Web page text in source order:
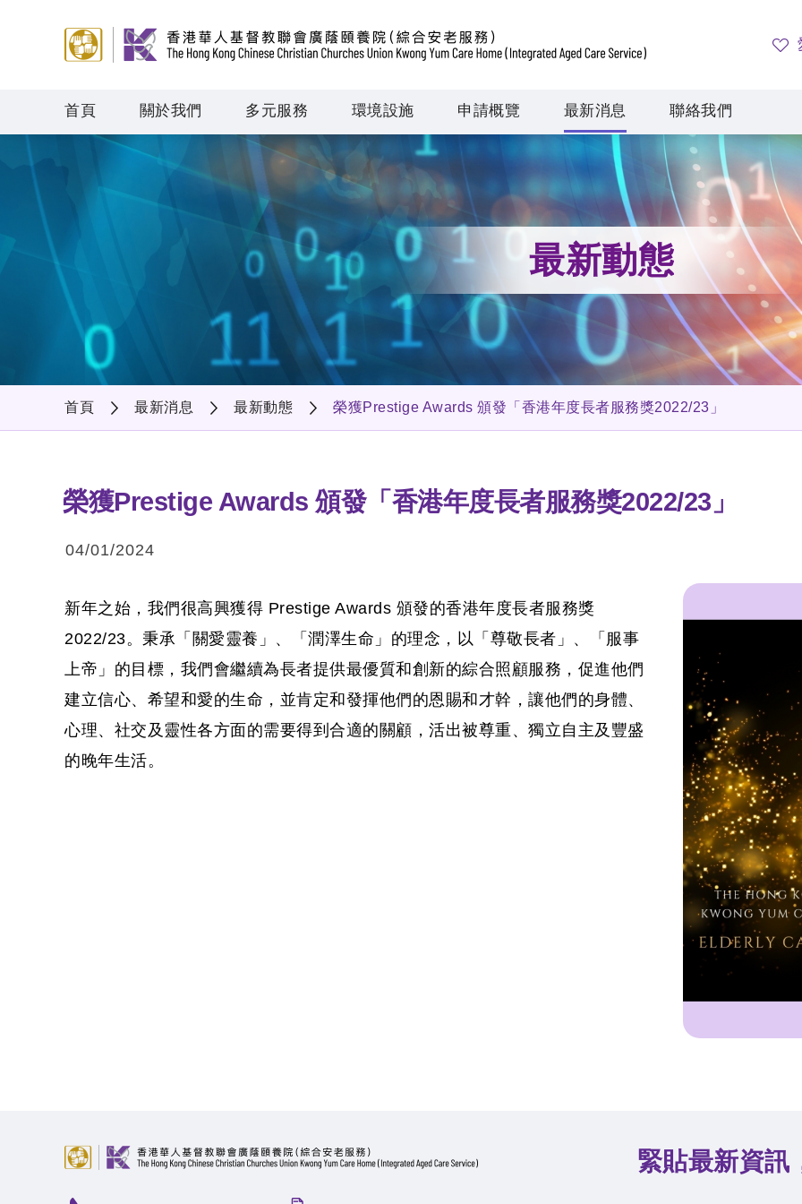
首頁 關於我們 多元服務 環境設施 申請概覽 最新消息 聯絡我們
最新動態
首頁 最新消息 最新動態 榮獲Prestige Awards 頒發「香港年度長者服務獎2022/23」
榮獲Prestige Awards 頒發「香港年度長者服務獎2022/23」
04/01/2024
新年之始，我們很高興獲得 Prestige Awards 頒發的香港年度長者服務獎
2022/23。秉承「關愛靈養」、「潤澤生命」的理念，以「尊敬長者」、「服事
上帝」的目標，我們會繼續為長者提供最優質和創新的綜合照顧服務，促進他們
建立信心、希望和愛的生命，並肯定和發揮他們的恩賜和才幹，讓他們的身體、
心理、社交及靈性各方面的需要得到合適的關顧，活出被尊重、獨立自主及豐盛
的晚年生活。
緊貼最新資訊